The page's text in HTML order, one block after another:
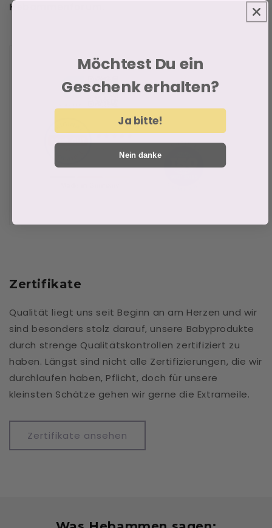
Hebammenforum
Zertifikate
Qualität liegt uns seit Beginn an am Herzen und wir
sind besonders stolz darauf, unsere Babyprodukte
durch strenge Qualitätskontrollen zertifiziert zu
haben. Längst sind nicht alle Zertifizierungen, die wir
durchlaufen haben, Pflicht, doch für unsere
kleinsten Schätze gehen wir gerne die Extrameile.
Zertifikate ansehen
Möchtest Du ein
Geschenk erhalten?
Ja bitte!
Nein danke